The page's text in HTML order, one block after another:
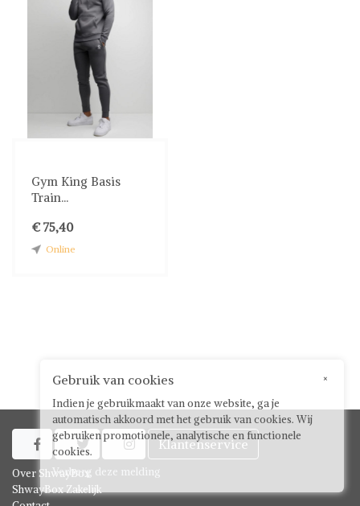
Gym King Basis
Train...
€ 75,40
Online
   Klantenservice
Over ShwayBox
ShwayBox Zakelijk
×
Gebruik van cookies
Indien je gebruikmaakt van onze website, ga je
automatisch akkoord met het gebruik van cookies. Wij
gebruiken promotionele, analytische en functionele
cookies.
Verberg deze melding